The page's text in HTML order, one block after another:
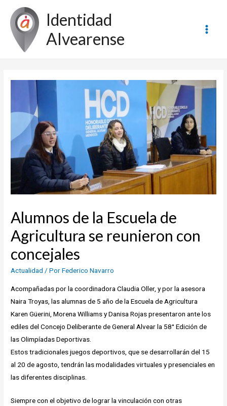
contenido
Identidad
Alvearense
Alumnos de la Escuela de
Agricultura se reunieron con
concejales
Actualidad / PorFederico Navarro
Acompañadas por la coordinadora Claudia Oller, y por la asesora
Naira Troyas, las alumnas de 5 año de la Escuela de Agricultura
Karen Güerini, Morena Williams y Danisa Rojas presentaron ante los
ediles del Concejo Deliberante de General Alvear la 58° Edición de
las Olimpíadas Deportivas.
Estos tradicionales juegos deportivos, que se desarrollarán del 15
al 20 de agosto, tendrán las modalidades virtuales y presenciales en
las diferentes disciplinas.
Siempre con el objetivo de lograr la vinculación con otras